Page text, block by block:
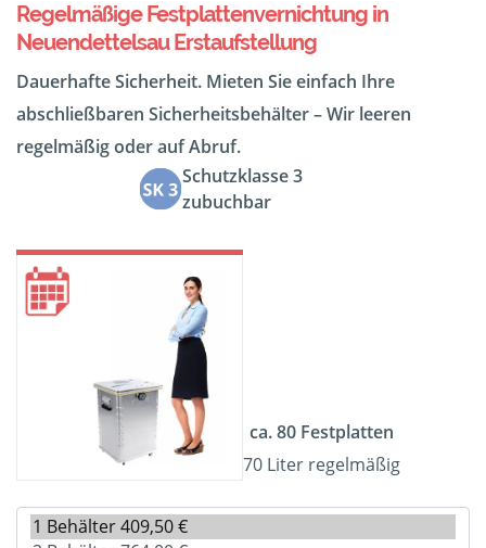
Regelmäßige Festplattenvernichtung in
Neuendettelsau Erstaufstellung
Dauerhafte Sicherheit. Mieten Sie einfach Ihre
abschließbaren Sicherheitsbehälter – Wir leeren
regelmäßig oder auf Abruf.
Schutzklasse 3
zubuchbar
ca. 80 Festplatten
70 Liter regelmäßig